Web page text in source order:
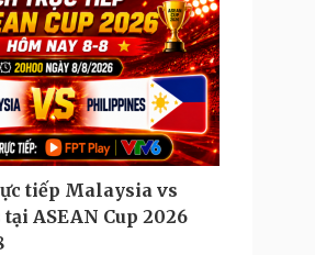
Công nghệ
Sành điệu
Tin Công nghệ
Trải nghiệm
Chuyển đổi số
Podcast
Câu chuyện thời sự
tiếp Malaysia vs
ASEAN Cup 2026